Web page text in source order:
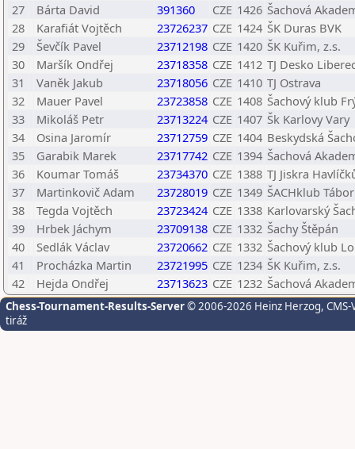
27
Bárta David 391360 CZE 1426 Šachová
28
Karafiát Vojtěch 23726237 CZE 1424 ŠK Duras BVK
29
Ševčík Pavel 23712198 CZE 1420 ŠK Kuřim, z.s.
30
Maršík Ondřej 23718358 CZE 1412 TJ Desko
31
Vaněk Jakub 23718056 CZE 1410 TJ Ostrava
32
Mauer Pavel 23723858 CZE 1408 Šachový klub
33
Mikoláš Petr 23713224 CZE 1407 Šk Karlovy Vary
34
Osina Jaromír 23712759 CZE 1404 Beskydská
35
Garabik Marek 23717742 CZE 1394 Šachová
36
Koumar Tomáš 23734370 CZE 1388 TJ Jiskra
37
Martinkovič Adam 23728019 CZE 1349 ŠACHklub
38
Tegda Vojtěch 23723424 CZE 1338 Karlovarský
39
Hrbek Jáchym 23709138 CZE 1332 Šachy Štěpán
40
Sedlák Václav 23720662 CZE 1332 Šachový klub
41
Procházka Martin 23721995 CZE 1234 ŠK Kuřim, z.s.
42
Hejda Ondřej 23713623 CZE 1232 Šachová
Chess-Tournament-Results-Server© 2006-2026 Heinz Herzog,
tiráž